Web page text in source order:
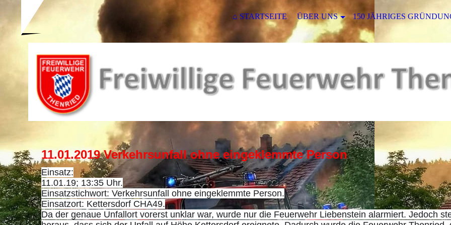
⌂ STARTSEITE ÜBER UNS 150 JÄHRIGES
11.01.2019 Verkehrsunfall ohne eingeklemmte Person
Einsatz:
11.01.19; 13:35 Uhr.
Einsatzstichwort: Verkehrsunfall ohne eingeklemmte Person.
Einsatzort: Kettersdorf CHA49.
Da der genaue Unfallort vorerst unklar war, wurde nur die Feuerwehr Liebenstein alarmiert. Jedoch